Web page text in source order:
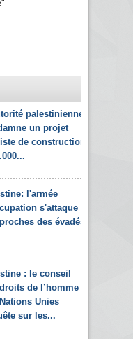
palestinienne
un projet
de construction
l'armée
s'attaque
des évadés
: le conseil
de l’homme
Unies
sur les...